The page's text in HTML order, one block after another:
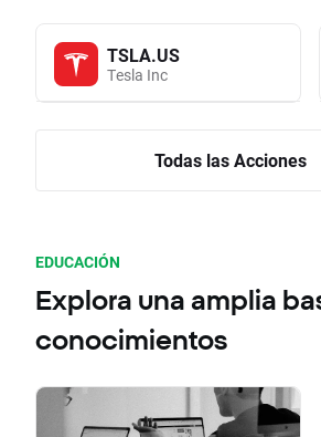
TSLA.US
Tesla Inc
Todas las Acciones
EDUCACIÓN
Explora una amplia
conocimientos